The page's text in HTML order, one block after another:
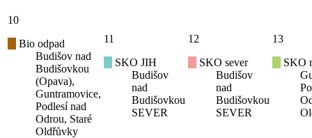
10
Bio odpad
Budišov nad
Budišovkou
(Opava),
Guntramovice,
Podlesí nad
Odrou, Staré
Oldřůvky
11
SKO JIH
Budišov
nad
Budišovkou
SEVER
12
SKO sever
Budišov
nad
Budišovkou
SEVER
13
SKO